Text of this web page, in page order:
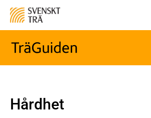
Hårdhet